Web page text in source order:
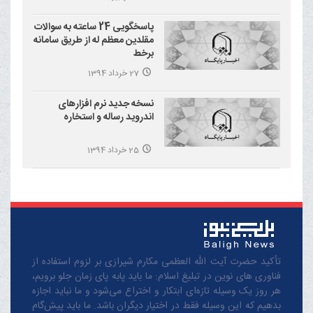
پاسخگویی 24 ساعته به سوالات
مقلدین معظم له از طریق سامانه
برخط
27 خرداد 1394
نسخه جدید نرم افزارهای
اندروید رساله و استخاره
25 خرداد 1394
تأکید حضرت آیت الله العظمی مکارم شیرازی بر لزوم استفاده از
فناوری های نوین در تبلیغ اسلام: ما باید پابه پای زمان جلو برویم،
هر روز یک وسیله تازه‌ای ابتکار و اختراع می‌شود و ما نباید اجازه
بدهیم که این وسیله فقط در اختیار دیگران باشد. ما باید پیش‌گام